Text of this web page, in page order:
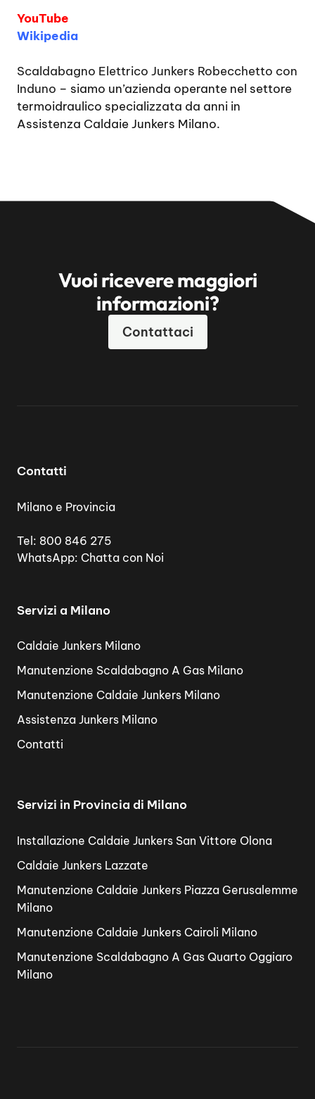
YouTube
Wikipedia
Scaldabagno Elettrico Junkers Robecchetto con
Induno – siamo un’azienda operante nel settore
termoidraulico specializzata da anni in
Assistenza Caldaie Junkers Milano.
Vuoi ricevere maggiori
informazioni?
Contattaci
Contatti
Milano e Provincia
Tel: 800 846 275
WhatsApp: Chatta con Noi
Servizi a Milano
Caldaie Junkers Milano
Manutenzione Scaldabagno A Gas Milano
Manutenzione Caldaie Junkers Milano
Assistenza Junkers Milano
Contatti
Servizi in Provincia di Milano
Installazione Caldaie Junkers San Vittore Olona
Caldaie Junkers Lazzate
Manutenzione Caldaie Junkers Piazza Gerusalemme
Milano
Manutenzione Caldaie Junkers Cairoli Milano
Manutenzione Scaldabagno A Gas Quarto Oggiaro
Milano